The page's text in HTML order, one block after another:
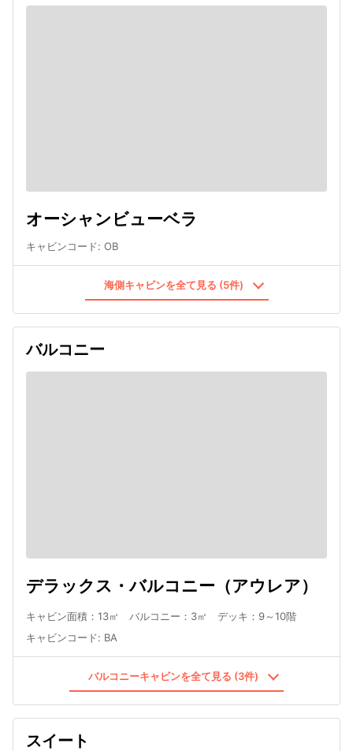
オーシャンビューベラ
キャビンコード: OB
海側キャビンを全て見る (5件)
バルコニー
デラックス・バルコニー（アウレア）
キャビン面積：13㎡ バルコニー：3㎡ デッキ：9～10階
キャビンコード: BA
バルコニーキャビンを全て見る (3件)
スイート